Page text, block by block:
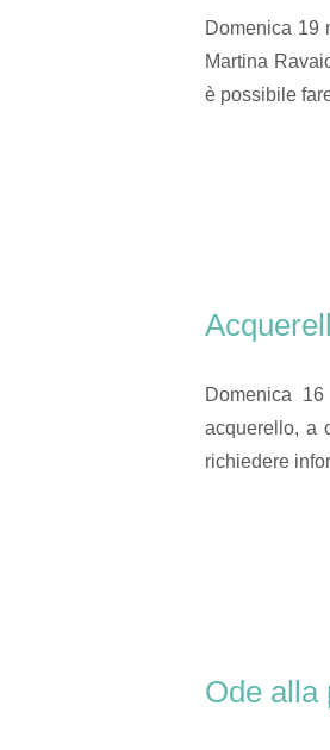
Domenica 19
Martina
è possibile
Domenica
acquerello, a
richiedere
Ode alla